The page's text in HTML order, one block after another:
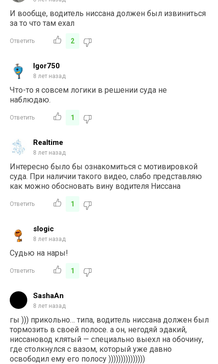
И вообще, водитель ниссана должен был извиниться
за то что там ехал
Ответить 2
Igor750
8 лет назад
Что-то я совсем логики в решении суда не
наблюдаю.
Ответить 1
Realtime
8 лет назад
Интересно было бы ознакомиться с мотивировкой
суда. При наличии такого видео, слабо представляю
как можно обосновать вину водителя Ниссана
Ответить 1
slogic
8 лет назад
Судью на нары!
Ответить 1
SashaAn
8 лет назад
гы ))) прикольно… типа, водитель ниссана должен был
тормозить в своей полосе. а он, негодяй эдакий,
ниссановод клятый — специально выехл на обочину,
где столкнулся с вазом, который уже давно
освободил ему его полосу )))))))))))))))